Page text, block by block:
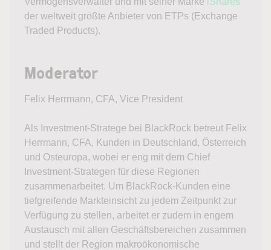
der weltweit größte Anbieter von ETPs (Exchange
Traded Products).
Moderator
Felix Herrmann, CFA, Vice President
Als Investment-Stratege bei BlackRock betreut Felix
Herrmann, CFA, Kunden in Deutschland, Österreich
und Osteuropa, wobei er eng mit dem Chief
Investment-Strategen für diese Regionen
zusammenarbeitet. Um BlackRock-Kunden eine
tiefgreifende Markteinsicht zu jedem Zeitpunkt zur
Verfügung zu stellen, arbeitet er zudem in engem
Austausch mit allen Geschäftsbereichen zusammen
und stellt der Region makroökonomische